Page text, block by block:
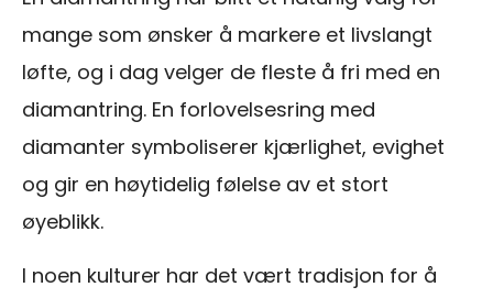
mange som ønsker å markere et livslangt
løfte, og i dag velger de fleste å fri med en
diamantring. En forlovelsesring med
diamanter symboliserer kjærlighet, evighet
og gir en høytidelig følelse av et stort
øyeblikk.
I noen kulturer har det vært tradisjon for å